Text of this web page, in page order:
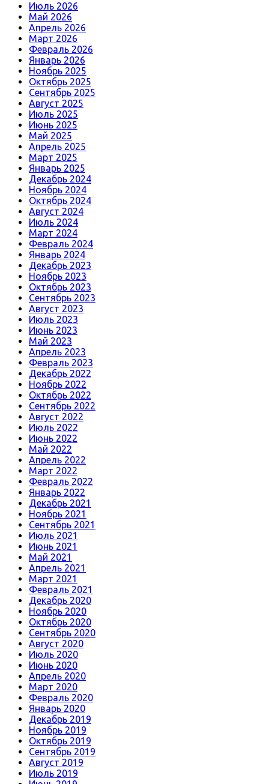
Июль 2026
Май 2026
Апрель 2026
Март 2026
Февраль 2026
Январь 2026
Ноябрь 2025
Октябрь 2025
Сентябрь 2025
Август 2025
Июль 2025
Июнь 2025
Май 2025
Апрель 2025
Март 2025
Январь 2025
Декабрь 2024
Ноябрь 2024
Октябрь 2024
Август 2024
Июль 2024
Март 2024
Февраль 2024
Январь 2024
Декабрь 2023
Ноябрь 2023
Октябрь 2023
Сентябрь 2023
Август 2023
Июль 2023
Июнь 2023
Май 2023
Апрель 2023
Февраль 2023
Декабрь 2022
Ноябрь 2022
Октябрь 2022
Сентябрь 2022
Август 2022
Июль 2022
Июнь 2022
Май 2022
Апрель 2022
Март 2022
Февраль 2022
Январь 2022
Декабрь 2021
Ноябрь 2021
Сентябрь 2021
Июль 2021
Июнь 2021
Май 2021
Апрель 2021
Март 2021
Февраль 2021
Декабрь 2020
Ноябрь 2020
Октябрь 2020
Сентябрь 2020
Август 2020
Июль 2020
Июнь 2020
Апрель 2020
Март 2020
Февраль 2020
Январь 2020
Декабрь 2019
Ноябрь 2019
Октябрь 2019
Сентябрь 2019
Август 2019
Июль 2019